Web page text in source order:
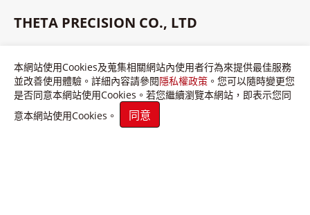
THETA PRECISION CO., LTD
Taichung City 428, Taiwan (R.O.C.)
+886 4 25650937
+886 4 25650951
本網站使用Cookies及蒐集相關網站內使用者行為來提供最佳服務
並改善使用體驗。詳細內容請參閱隱私權政策 。您可以隨時變更您
是否同意本網站使用Cookies。若您繼續瀏覽本網站，即表示您同
意本網站使用Cookies。
同意